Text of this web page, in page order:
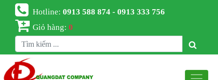
Hotline:0913 588 874 - 0913 333 756
Giỏ hàng:0